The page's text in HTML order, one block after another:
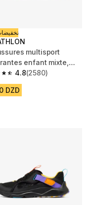
multisport
enfant mixte,
Summer, turquoise
4.8
of 5 stars from 2580
(2580)
DZD